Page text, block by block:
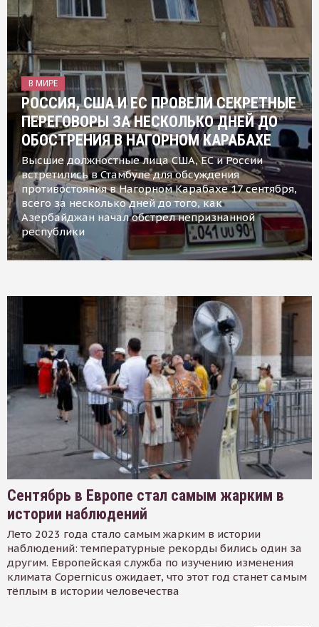
В МИРЕ
РОССИЯ, США И ЕС ПРОВЕЛИ СЕКРЕТНЫЕ
ПЕРЕГОВОРЫ ЗА НЕСКОЛЬКО ДНЕЙ ДО
ОБОСТРЕНИЯ В НАГОРНОМ КАРАБАХЕ
Высшие должностные лица США, ЕС и России
встретились в Стамбуле для обсуждения
противостояния в Нагорном Карабахе 17 сентября,
всего за несколько дней до того, как
Азербайджан начал обстрел непризнанной
республики
Сентябрь в Европе стал самым жарким в
истории наблюдений
Лето 2023 года стало самым жарким в истории
наблюдений: температурные рекорды бились один за
другим. Европейская служба по изучению изменения
климата Copernicus ожидает, что этот год станет самым
тёплым в истории человечества